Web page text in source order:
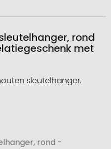
rond
met
sleutelhanger.
rond -